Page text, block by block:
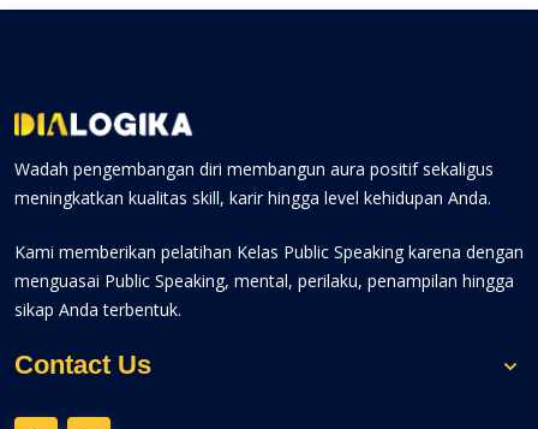
Wadah pengembangan diri membangun aura positif sekaligus
meningkatkan kualitas skill, karir hingga level kehidupan Anda.
Kami memberikan pelatihan Kelas Public Speaking karena dengan
menguasai Public Speaking, mental, perilaku, penampilan hingga
sikap Anda terbentuk.
Contact Us